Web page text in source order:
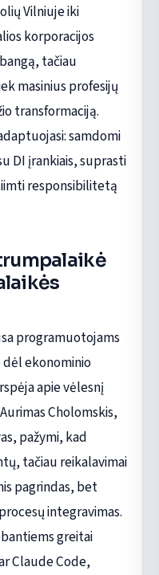
Vilniuje iki
korporacijos
tačiau
masinius profesijų
transformaciją.
samdomi
DI įrankiais, suprasti
responsibilitetą
programuotojams
ekonominio
apie vėlesnį
Cholomskis,
pažymi, kad
tačiau reikalavimai
pagrindas, bet
integravimas.
greitai
Claude Code,